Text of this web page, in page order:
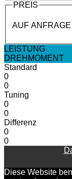
PREIS
AUF ANFRAGE
LEISTUNG
DREHMOMENT
Standard
0
0
Tuning
0
0
Differenz
0
0
Diese Website